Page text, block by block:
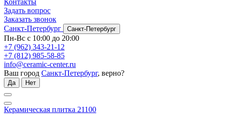
Контакты
Задать вопрос
Заказать звонок
Санкт-Петербург
Санкт-Петербург
Пн-Вс с 10:00 до 20:00
+7 (962) 343-21-12
+7 (812) 985-58-85
info@ceramic-center.ru
Ваш город Санкт-Петербург, верно?
Да Нет
Керамическая плитка 21100